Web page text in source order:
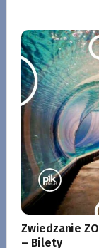
Zwiedzanie
– Bilety